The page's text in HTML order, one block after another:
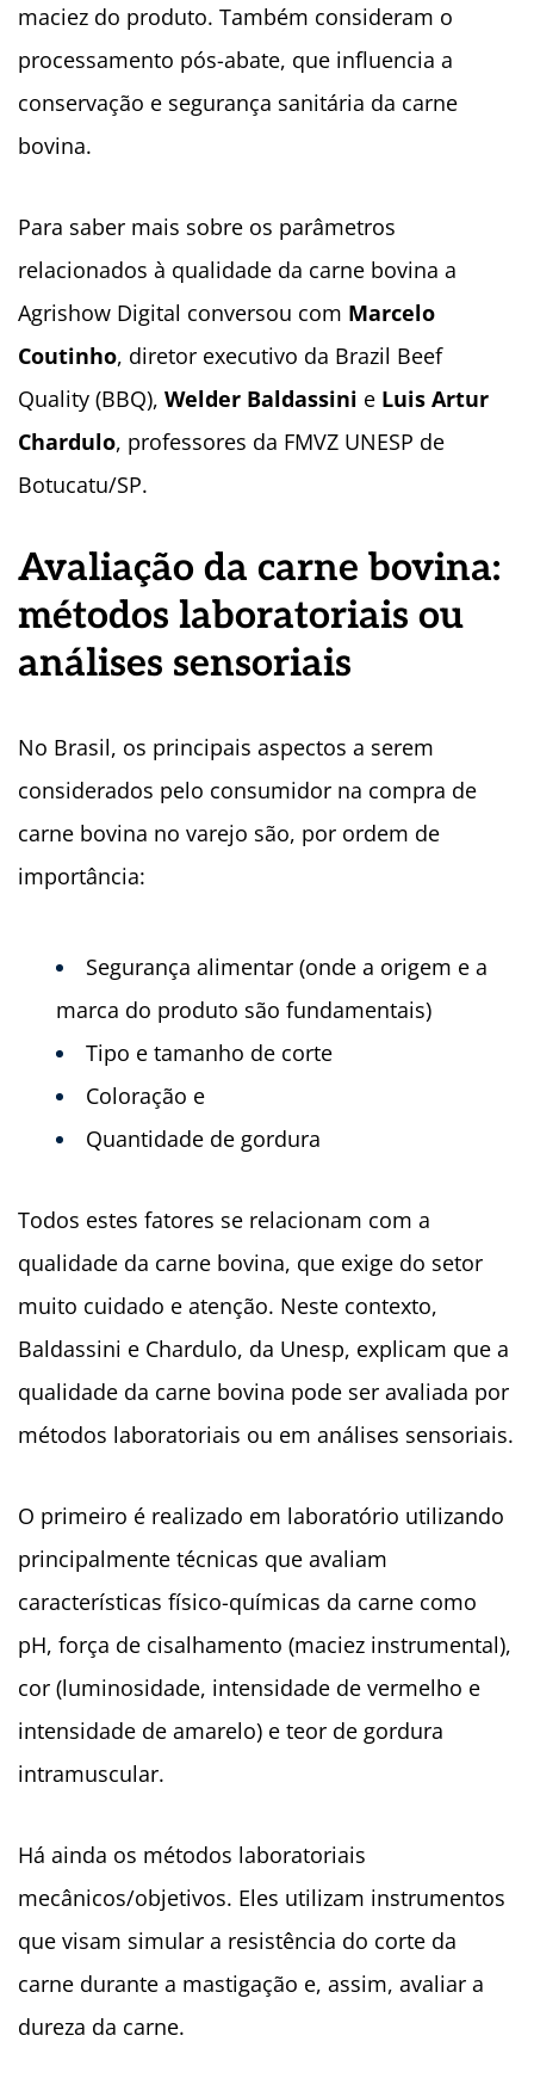
maciez do produto. Também consideram o
processamento pós-abate, que influencia a
conservação e segurança sanitária da carne
bovina.
Para saber mais sobre os parâmetros
relacionados à qualidade da carne bovina a
Agrishow Digital conversou com Marcelo
Coutinho, diretor executivo da Brazil Beef
Quality (BBQ), Welder Baldassini e Luis Artur
Chardulo, professores da FMVZ UNESP de
Botucatu/SP.
Avaliação da carne bovina:
métodos laboratoriais ou
análises sensoriais
No Brasil, os principais aspectos a serem
considerados pelo consumidor na compra de
carne bovina no varejo são, por ordem de
importância:
Segurança alimentar (onde a origem e a
marca do produto são fundamentais)
Tipo e tamanho de corte
Coloração e
Quantidade de gordura
Todos estes fatores se relacionam com a
qualidade da carne bovina, que exige do setor
muito cuidado e atenção. Neste contexto,
Baldassini e Chardulo, da Unesp, explicam que a
qualidade da carne bovina pode ser avaliada por
métodos laboratoriais ou em análises sensoriais.
O primeiro é realizado em laboratório utilizando
principalmente técnicas que avaliam
características físico-químicas da carne como
pH, força de cisalhamento (maciez instrumental),
cor (luminosidade, intensidade de vermelho e
intensidade de amarelo) e teor de gordura
intramuscular.
Há ainda os métodos laboratoriais
mecânicos/objetivos. Eles utilizam instrumentos
que visam simular a resistência do corte da
carne durante a mastigação e, assim, avaliar a
dureza da carne.